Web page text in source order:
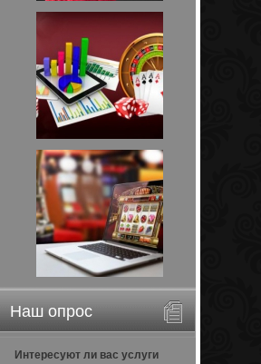
Наш опрос
Интересуют ли вас услуги